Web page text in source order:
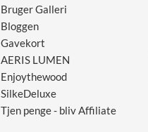
Bruger Galleri
Bloggen
Gavekort
AERIS LUMEN
Enjoythewood
SilkeDeluxe
Tjen penge - bliv Affiliate